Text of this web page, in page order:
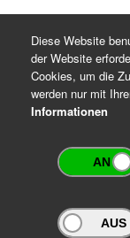
Archivportal
Diese Website
der Website
Cookies, um die
werden nur mit
Informationen